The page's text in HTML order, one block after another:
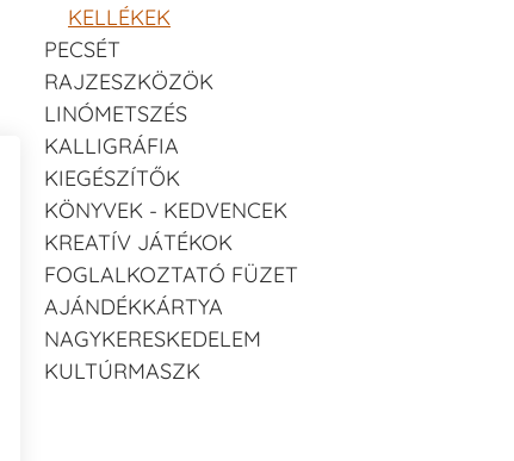
KELLÉKEK
PECSÉT
RAJZESZKÖZÖK
LINÓMETSZÉS
KALLIGRÁFIA
KIEGÉSZÍTŐK
KÖNYVEK - KEDVENCEK
KREATÍV JÁTÉKOK
FOGLALKOZTATÓ FÜZET
AJÁNDÉKKÁRTYA
NAGYKERESKEDELEM
KULTÚRMASZK